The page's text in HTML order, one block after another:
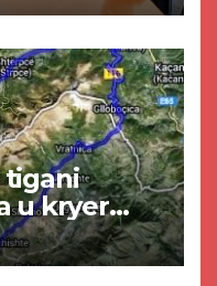
tigani
u kryer
e
për